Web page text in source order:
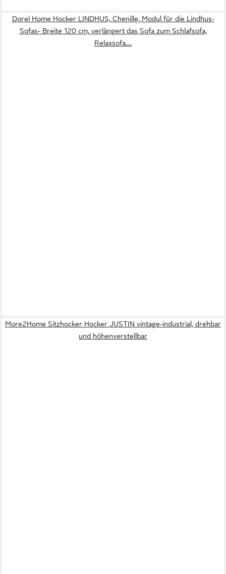
Dorel Home Hocker LINDHUS, Chenille, Modul für die Lindhus-
Sofas- Breite 120 cm, verlängert das Sofa zum Schlafsofa,
Relaxsofa....
More2Home Sitzhocker Hocker JUSTIN vintage-industrial, drehbar
und höhenverstellbar